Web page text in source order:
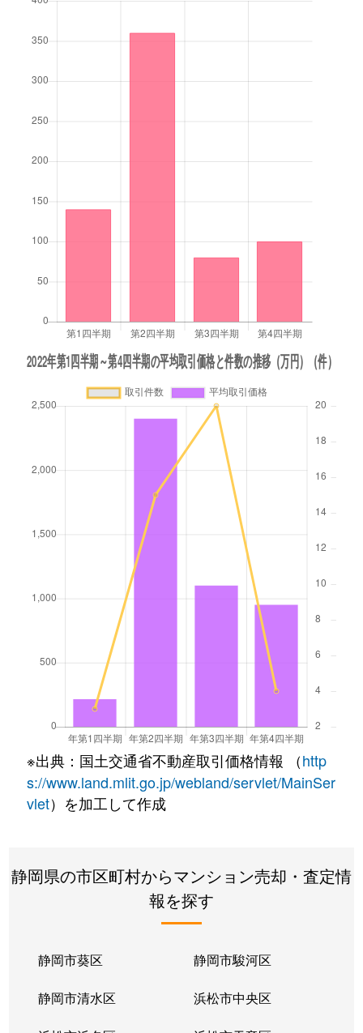
※出典：国土交通省不動産取引価格情報 （http
s://www.land.mlit.go.jp/webland/servlet/MainSer
vlet）を加工して作成
静岡県の市区町村からマンション売却・査定情
報を探す
静岡市葵区 静岡市駿河区
静岡市清水区 浜松市中央区